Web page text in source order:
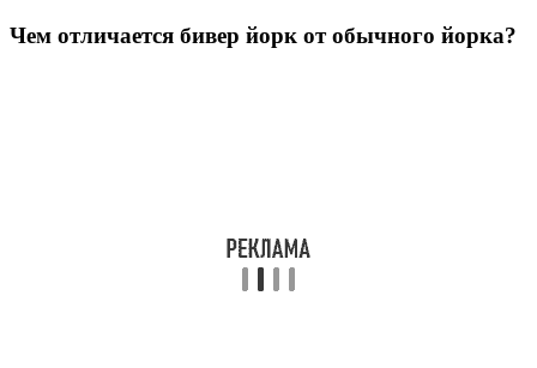
Чем отличается бивер йорк от обычного йорка?